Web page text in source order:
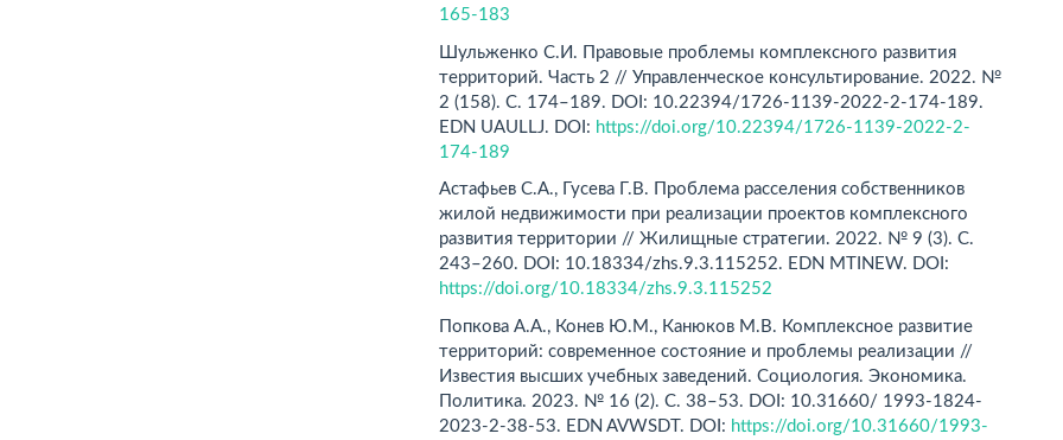
165-183
Шульженко С.И. Правовые проблемы комплексного развития
территорий. Часть 2 // Управленческое консультирование. 2022. №
2 (158). С. 174–189. DOI: 10.22394/1726-1139-2022-2-174-189.
EDN UAULLJ. DOI: https://doi.org/10.22394/1726-1139-2022-2-
174-189
Астафьев С.А., Гусева Г.В. Проблема расселения собственников
жилой недвижимости при реализации проектов комплексного
развития территории // Жилищные стратегии. 2022. № 9 (3). С.
243–260. DOI: 10.18334/zhs.9.3.115252. EDN MTINEW. DOI:
https://doi.org/10.18334/zhs.9.3.115252
Попкова А.А., Конев Ю.М., Канюков М.В. Комплексное развитие
территорий: современное состояние и проблемы реализации //
Известия высших учебных заведений. Социология. Экономика.
Политика. 2023. № 16 (2). С. 38–53. DOI: 10.31660/ 1993-1824-
2023-2-38-53. EDN AVWSDT. DOI: https://doi.org/10.31660/1993-